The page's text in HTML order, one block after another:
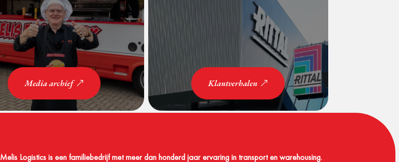
Media archief Klantverhalen
Melis Logistics is een familiebedrijf met meer dan honderd jaar ervaring in transport en warehousing.